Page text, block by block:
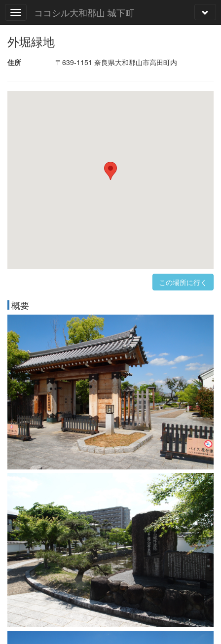
ココシル大和郡山 城下町
外堀緑地
住所 〒639-1151 奈良県大和郡山市高田町内
この場所に行く
概要